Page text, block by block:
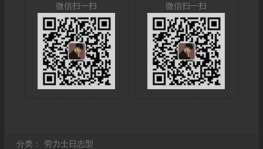
微信扫一扫
微信扫一扫
分类： 劳力士日志型